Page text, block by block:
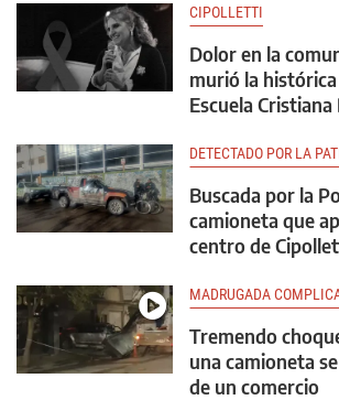
CIPOLLETTI
Dolor en la
murió la
Escuela
DETECTADO POR LA
Buscada por la
camioneta que
centro de
MADRUGADA
Tremendo
una camioneta
de un comercio